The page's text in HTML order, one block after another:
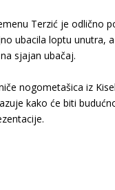
Terzić je odlično
ubacila loptu unutra,
sjajan ubačaj.
nogometašica iz
kako će biti